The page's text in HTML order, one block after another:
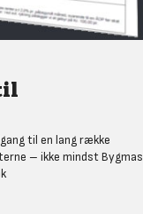
til en lang række
– ikke mindst Bygmas